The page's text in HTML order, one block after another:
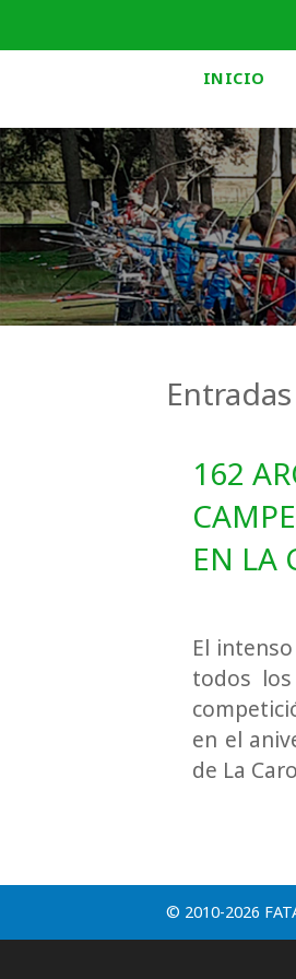
INICIO
162
EN LA
El
todos
en el
de La
© 2010-2026